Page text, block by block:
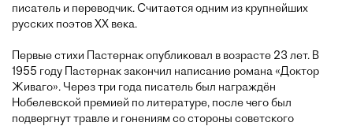
писатель и переводчик. Считается одним из крупнейших
русских поэтов XX века.
Первые стихи Пастернак опубликовал в возрасте 23 лет. В
1955 году Пастернак закончил написание романа «Доктор
Живаго». Через три года писатель был награждён
Нобелевской премией по литературе, после чего был
подвергнут травле и гонениям со стороны советского